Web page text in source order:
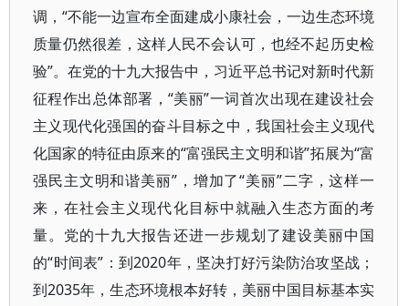
调，“不能一边宣布全面建成小康社会，一边生态环境
质量仍然很差，这样人民不会认可，也经不起历史检
验”。在党的十九大报告中，习近平总书记对新时代新
征程作出总体部署，“美丽”一词首次出现在建设社会
主义现代化强国的奋斗目标之中，我国社会主义现代
化国家的特征由原来的“富强民主文明和谐”拓展为“富
强民主文明和谐美丽”，增加了“美丽”二字，这样一
来，在社会主义现代化目标中就融入生态方面的考
量。党的十九大报告还进一步规划了建设美丽中国
的“时间表”：到2020年，坚决打好污染防治攻坚战；
到2035年，生态环境根本好转，美丽中国目标基本实